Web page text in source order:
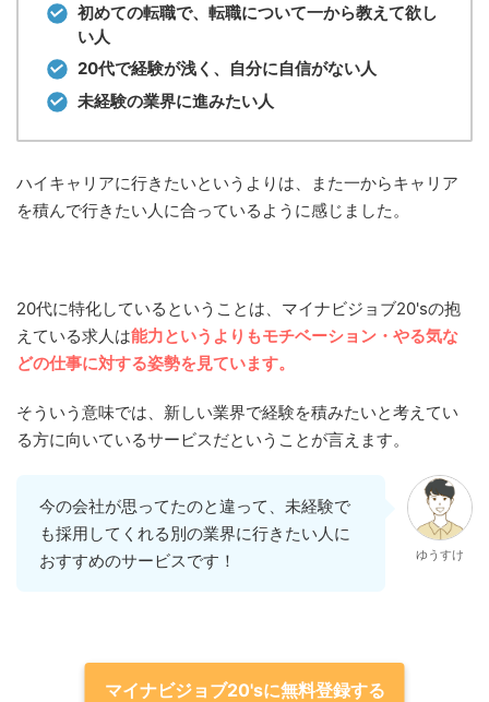
初めての転職で、転職について一から教えて欲し
い人
20代で経験が浅く、自分に自信がない人
未経験の業界に進みたい人
ハイキャリアに行きたいというよりは、また一からキャリア
を積んで行きたい人に合っているように感じました。
20代に特化しているということは、マイナビジョブ20'sの抱
えている求人は能力というよりもモチベーション・やる気な
どの仕事に対する姿勢を見ています。
そういう意味では、新しい業界で経験を積みたいと考えてい
る方に向いているサービスだということが言えます。
今の会社が思ってたのと違って、未経験で
も採用してくれる別の業界に行きたい人に
おすすめのサービスです！
ゆうすけ
マイナビジョブ20'sに無料登録する